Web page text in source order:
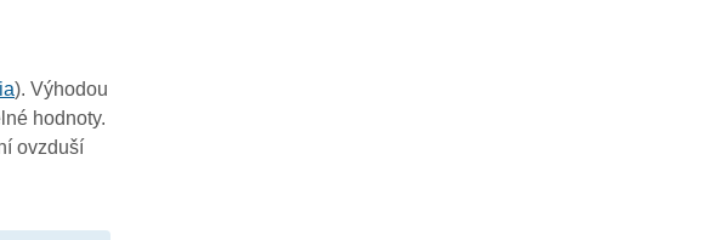
). Výhodou
hodnoty.
ovzduší